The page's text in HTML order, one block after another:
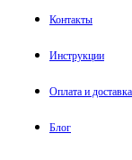
Контакты
Инструкции
Оплата и доставка
Блог